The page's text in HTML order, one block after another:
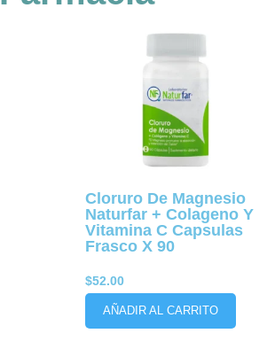
Cloruro De Magnesio
Naturfar + Colageno Y
Vitamina C Capsulas
Frasco X 90
$52.00
AÑADIR AL CARRITO